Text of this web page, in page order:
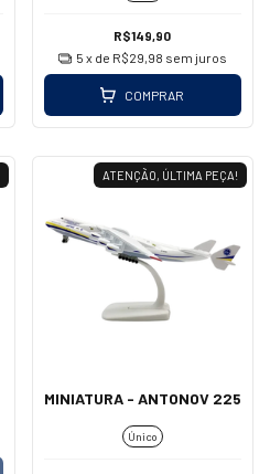
R$149,90
5 x de R$29,98 sem juros
COMPRAR
ATENÇÃO, ÚLTIMA PEÇA!
MINIATURA - ANTONOV 225
Único